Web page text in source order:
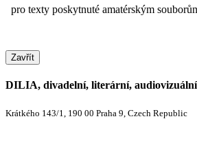
pro texty poskytnuté amatérským
Zavřít
DILIA, divadelní, literární, audiovizuální
Krátkého 143/1, 190 00 Praha 9, Czech Republic